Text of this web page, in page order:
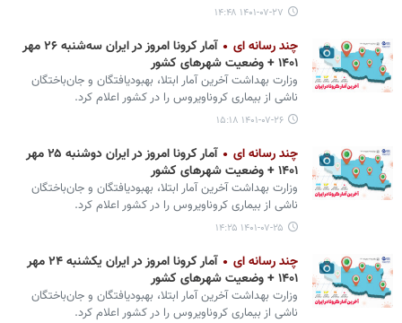
۱۴۰۱-۰۷-۲۷ ۱۴:۴۸
چند رسانه ای
آمار کرونا امروز در ایران سه‌شنبه ۲۶ مهر
۱۴۰۱ + وضعیت شهرهای کشور
وزارت بهداشت آخرین آمار ابتلا، بهبودیافتگان و جان‌باختگان
ناشی از بیماری کروناویروس را در کشور اعلام کرد.
۱۴۰۱-۰۷-۲۶ ۱۵:۱۸
چند رسانه ای
آمار کرونا امروز در ایران دوشنبه ۲۵ مهر
۱۴۰۱ + وضعیت شهرهای کشور
وزارت بهداشت آخرین آمار ابتلا، بهبودیافتگان و جان‌باختگان
ناشی از بیماری کروناویروس را در کشور اعلام کرد.
۱۴۰۱-۰۷-۲۵ ۱۴:۲۵
چند رسانه ای
آمار کرونا امروز در ایران یکشنبه ۲۴ مهر
۱۴۰۱ + وضعیت شهرهای کشور
وزارت بهداشت آخرین آمار ابتلا، بهبودیافتگان و جان‌باختگان
ناشی از بیماری کروناویروس را در کشور اعلام کرد.